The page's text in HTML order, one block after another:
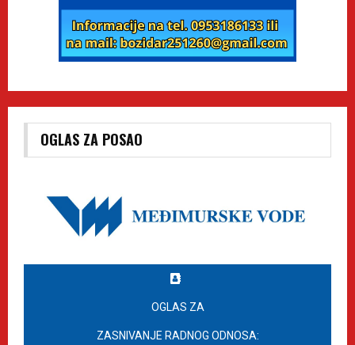
OGLAS ZA POSAO
OGLAS ZA
ZASNIVANJE RADNOG ODNOSA: